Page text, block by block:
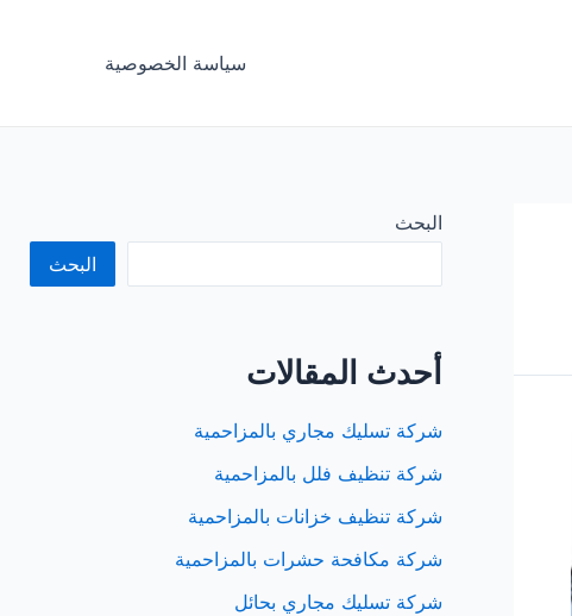
سياسة الخصوصية
البحث
البحث
أحدث المقالات
شركة تسليك مجاري بالمزاحمية
شركة تنظيف فلل بالمزاحمية
شركة تنظيف خزانات بالمزاحمية
شركة مكافحة حشرات بالمزاحمية
شركة تسليك مجاري بحائل